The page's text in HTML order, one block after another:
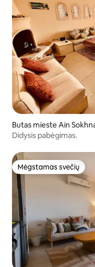
Butas mieste Ain
Didysis pabėgimas.
Mėgstamas svečių
Mėgstamas svečių